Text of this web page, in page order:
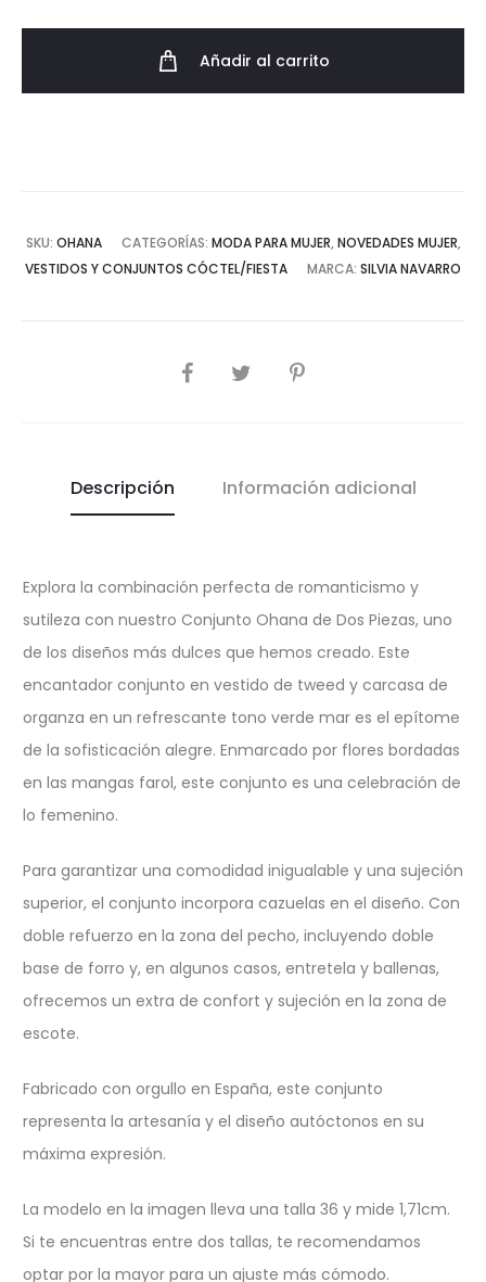
Añadir al carrito
SKU: OHANA CATEGORÍAS: MODA PARA MUJER, NOVEDADES MUJER,
VESTIDOS Y CONJUNTOS CÓCTEL/FIESTA
MARCA: SILVIA NAVARRO
COMPARTIR
Descripción Información adicional
Explora la combinación perfecta de romanticismo y
sutileza con nuestro Conjunto Ohana de Dos Piezas, uno
de los diseños más dulces que hemos creado. Este
encantador conjunto en vestido de tweed y carcasa de
organza en un refrescante tono verde mar es el epítome
de la sofisticación alegre. Enmarcado por flores bordadas
en las mangas farol, este conjunto es una celebración de
lo femenino.
Para garantizar una comodidad inigualable y una sujeción
superior, el conjunto incorpora cazuelas en el diseño. Con
doble refuerzo en la zona del pecho, incluyendo doble
base de forro y, en algunos casos, entretela y ballenas,
ofrecemos un extra de confort y sujeción en la zona de
escote.
Fabricado con orgullo en España, este conjunto
representa la artesanía y el diseño autóctonos en su
máxima expresión.
La modelo en la imagen lleva una talla 36 y mide 1,71cm.
Si te encuentras entre dos tallas, te recomendamos
optar por la mayor para un ajuste más cómodo.